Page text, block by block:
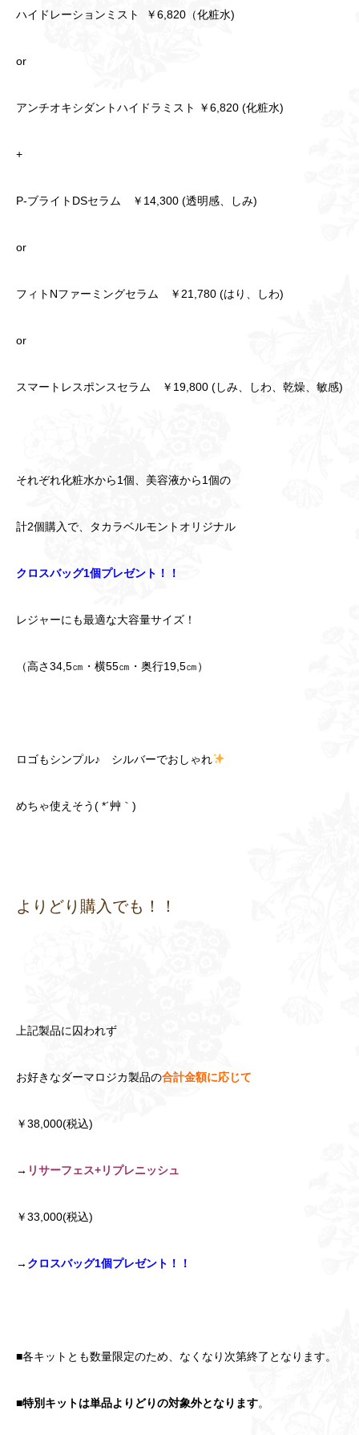
ハイドレーションミスト ￥6,820（化粧水)
or
アンチオキシダントハイドラミスト ￥6,820 (化粧水)
+
P-ブライトDSセラム ￥14,300 (透明感、しみ)
or
フィトNファーミングセラム ￥21,780 (はり、しわ)
or
スマートレスポンスセラム ￥19,800 (しみ、しわ、乾燥、敏感)
それぞれ化粧水から1個、美容液から1個の
計2個購入で、タカラベルモントオリジナル
クロスバッグ1個プレゼント！！
レジャーにも最適な大容量サイズ！
（高さ34,5㎝・横55㎝・奥行19,5㎝）
ロゴもシンプル♪ シルバーでおしゃれ
めちゃ使えそう( *´艸｀)
よりどり購入でも！！
上記製品に囚われず
お好きなダーマロジカ製品の合計金額に応じて
￥38,000(税込)
→ リサーフェス+リプレニッシュ
￥33,000(税込)
→ クロスバッグ1個プレゼント！！
■各キットとも数量限定のため、なくなり次第終了となります。
■特別キットは単品よりどりの対象外となります。